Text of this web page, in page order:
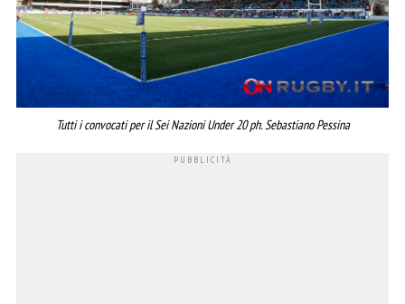
Tutti i convocati per il Sei Nazioni Under 20 ph. Sebastiano Pessina